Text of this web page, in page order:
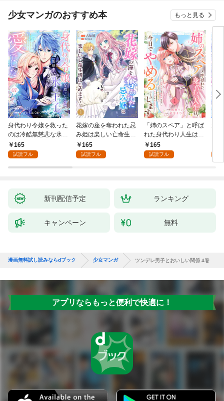
少女マンガのおすすめ本 もっと見る
身代わり令嬢を救った
のは冷酷無慈悲な氷の
王子の愛でした１
165
試読フル
花嫁の座を奪われた忌
み姫は楽しい亡命生活
はじめます！１
165
試読フル
「姉のスペア」と呼ば
れた身代わり人生は、
今日でやめることにし
ます～辺境で自由を満
165
試読フル
新刊配信予定 ランキング
キャンペーン 無料
漫画無料試し読みならdブック 少女マンガ ツンデレ男子とおいしい関係 4巻
アプリならもっと便利で快適に！